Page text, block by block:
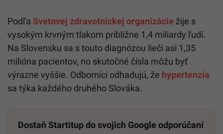
Podľa Svetovej zdravotníckej organizácie žije s
vysokým krvným tlakom približne 1,4 miliardy ľudí.
Na Slovensku sa s touto diagnózou lieči asi 1,35
milióna pacientov, no skutočné čísla môžu byť
výrazne vyššie. Odborníci odhadujú, že hypertenzia
sa týka každého druhého Slováka.
Dostaň Startitup do svojich Google odporúčaní